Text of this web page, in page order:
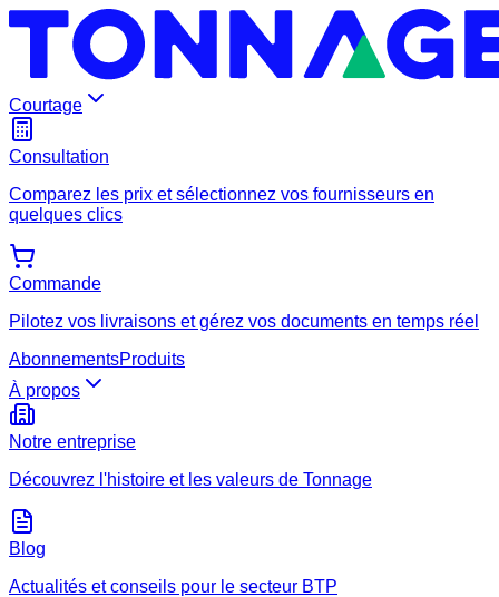
Courtage
Consultation
Comparez les prix et sélectionnez vos fournisseurs en
quelques clics
Commande
Pilotez vos livraisons et gérez vos documents en temps réel
AbonnementsProduits
À propos
Notre entreprise
Découvrez l'histoire et les valeurs de Tonnage
Blog
Actualités et conseils pour le secteur BTP